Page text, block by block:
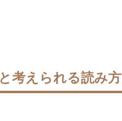
考えられる読み方